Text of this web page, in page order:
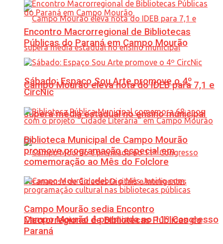
Campo Mourão eleva nota do IDEB para 7,1 e
supera média estadual no ensino municipal
Campo Mourão é premiada no 11º Congresso
Encontro Macrorregional de Bibliotecas
Públicas do Paraná em Campo Mourão
Sábado: Espaço Sou Arte promove o 4º
CircNic
Biblioteca Municipal de Campo Mourão
promove programação especial em
comemoração ao Mês do Folclore
Campo Mourão sedia Encontro
Macrorregional de Bibliotecas Públicas do
Paraná